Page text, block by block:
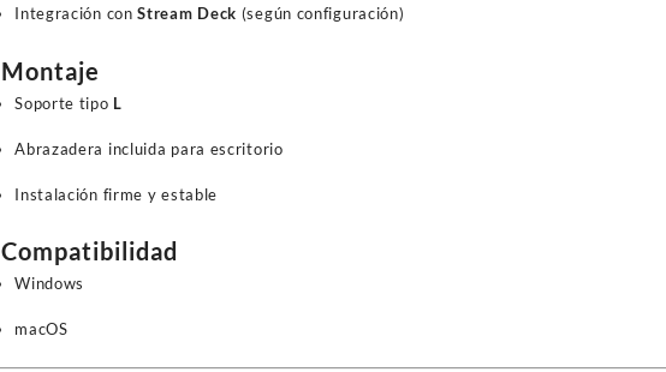
Integración conStream Deck (según configuración)
Montaje
Soporte tipo L
Abrazadera incluida para escritorio
Instalación firme y estable
Compatibilidad
Windows
macOS